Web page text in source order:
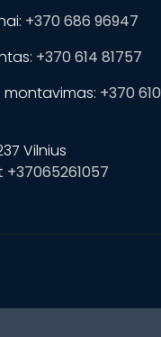
+370 686 96947
+370 614 81757
montavimas: +370 610
Vilnius
+37065261057